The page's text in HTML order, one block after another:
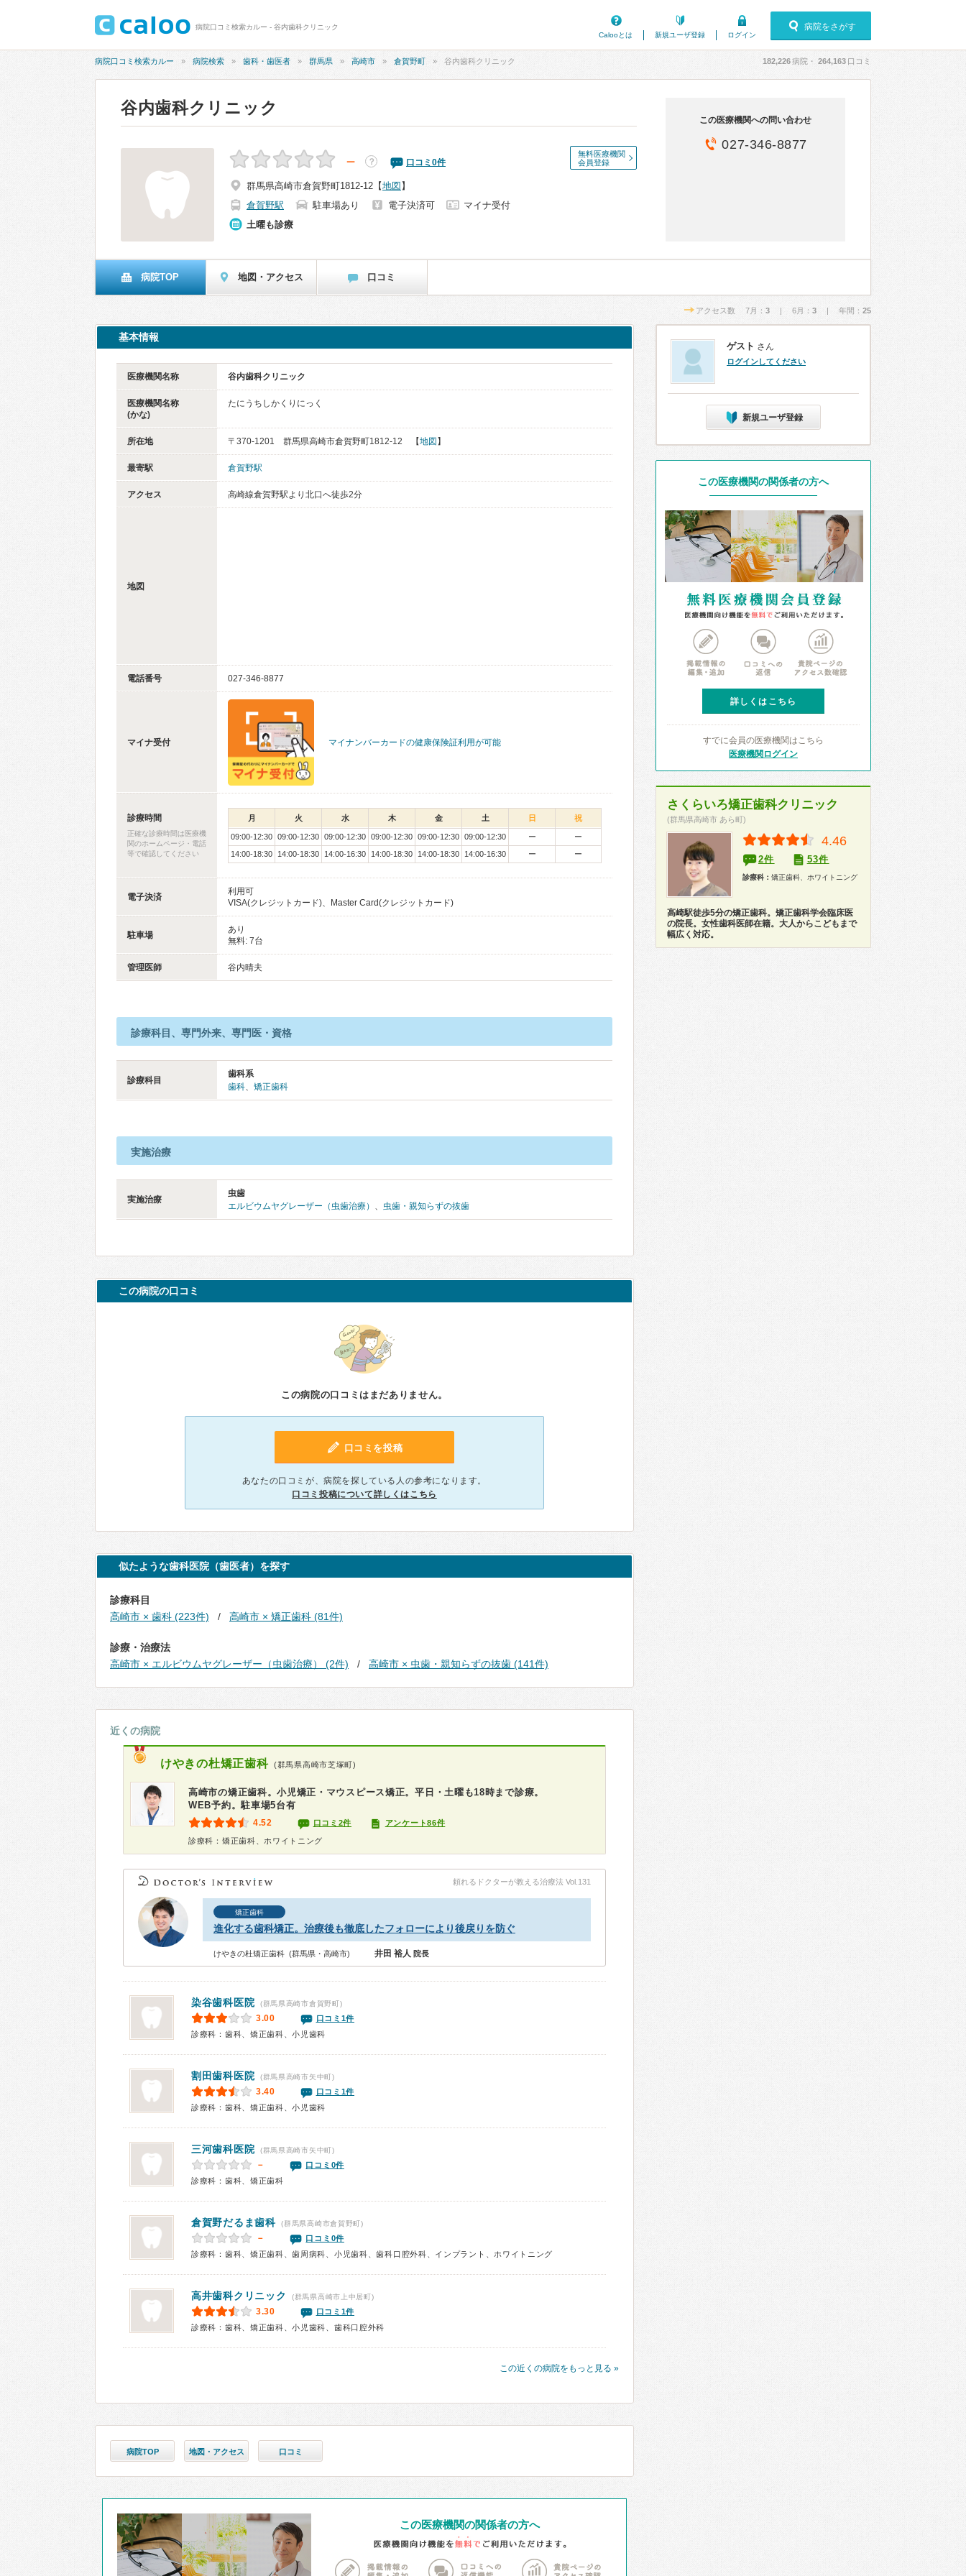
病院口コミ検索カルー - 谷内歯科クリニック
Calooとは
新規ユーザ登録 ログイン
病院をさがす
病院口コミ検索カルー 病院検索 歯科・歯医者 群馬県 高崎市 倉賀野町 谷内歯科クリニック 182,226病院・ 264,163 口コミ
谷内歯科クリニック
無料医療機関
会員登録
－ ？ 口コミ 0件
群馬県高崎市倉賀野町1812-12 【地図 】
倉賀野駅
駐車場あり 電子決済可
マイナ受付
土曜も診療
この医療機関への問い合わせ
027-346-8877
病院TOP 地図・アクセス 口コミ
アクセス数 7月： 3 | 6月： 3 | 年間： 25
基本情報
医療機関名称 谷内歯科クリニック
医療機関名称
(かな)
たにうちしかくりにっく
所在地 〒370-1201 群馬県高崎市倉賀野町1812-12 【地図 】
最寄駅 倉賀野駅
アクセス 高崎線倉賀野駅より北口へ徒歩2分
地図
電話番号 027-346-8877
マイナ受付 マイナンバーカードの健康保険証利用が可能
診療時間
正確な診療時間は医療機
関のホームページ・電話
等で確認してください
月 火 水 木 金 土 日 祝
09:00-12:30 09:00-12:30 09:00-12:30 09:00-12:30 09:00-12:30 09:00-12:30 ー
ー
14:00-18:30
14:00-18:30 14:00-16:30 14:00-18:30 14:00-18:30 14:00-16:30 ー ー
電子決済
利用可
VISA(クレジットカード)、Master Card(クレジットカード)
駐車場
あり
無料: 7台
管理医師 谷内晴夫
診療科目、専門外来、専門医・資格
診療科目
歯科系
歯科、 矯正歯科
実施治療
実施治療
虫歯
エルビウムヤグレーザー（虫歯治療） 、 虫歯・親知らずの抜歯
この病院の口コミ
この病院の口コミはまだありません。
口コミを投稿
あなたの口コミが、病院を探している人の参考になります。
口コミ投稿について詳しくはこちら
似たような歯科医院（歯医者）を探す
診療科目
高崎市 × 歯科 (223件)
高崎市 × 矯正歯科 (81件)
診療・治療法
高崎市 × エルビウムヤグレーザー（虫歯治療） (2件)
高崎市 × 虫歯・親知らずの抜歯 (141件)
近くの病院
けやきの杜矯正歯科 (群馬県高崎市芝塚町)
高崎市の矯正歯科。小児矯正・マウスピース矯正。平日・土曜も18時まで診療。
WEB予約。駐車場5台有
4.52 口コミ2件 アンケート86件
診療科：矯正歯科、ホワイトニング
頼れるドクターが教える治療法 Vol.131
矯正歯科
進化する歯科矯正。治療後も徹底したフォローにより後戻りを防ぐ
けやきの杜矯正歯科 (群馬県・高崎市) 井田 裕人 院長
染谷歯科医院 (群馬県高崎市倉賀野町)
3.00
口コミ1件
診療科：歯科、矯正歯科、小児歯科
割田歯科医院 (群馬県高崎市矢中町)
3.40
口コミ1件
診療科：歯科、矯正歯科、小児歯科
三河歯科医院 (群馬県高崎市矢中町)
－
口コミ0件
診療科：歯科、矯正歯科
倉賀野だるま歯科 (群馬県高崎市倉賀野町)
－
口コミ0件
診療科：歯科、矯正歯科、歯周病科、小児歯科、歯科口腔外科、インプラント、ホワイトニング
高井歯科クリニック (群馬県高崎市上中居町)
3.30
口コミ1件
診療科：歯科、矯正歯科、小児歯科、歯科口腔外科
この近くの病院をもっと見る »
病院TOP 地図・アクセス 口コミ
この医療機関の関係者の方へ
ゲスト さん
ログインしてください
新規ユーザ登録
この医療機関の関係者の方へ
詳しくはこちら
すでに会員の医療機関はこちら
医療機関ログイン
さくらいろ矯正歯科クリニック
(群馬県高崎市 あら町)
4.46
2件 53件
診療科： 矯正歯科、ホワイトニング
高崎駅徒歩5分の矯正歯科。矯正歯科学会臨床医
の院長。女性歯科医師在籍。大人からこどもまで
幅広く対応。